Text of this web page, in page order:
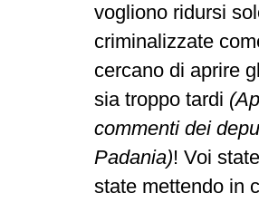
vogliono ridursi
criminalizzate
cercano di aprire
sia troppo tardi
commenti dei
Padania)! Voi
state mettendo in